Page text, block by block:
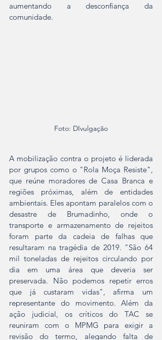
aumentando a desconfiança da
comunidade.
Foto: DIvulgação
A mobilização contra o projeto é liderada
por grupos como o "Rola Moça Resiste",
que reúne moradores de Casa Branca e
regiões próximas, além de entidades
ambientais. Eles apontam paralelos com o
desastre de Brumadinho, onde o
transporte e armazenamento de rejeitos
foram parte da cadeia de falhas que
resultaram na tragédia de 2019. "São 64
mil toneladas de rejeitos circulando por
dia em uma área que deveria ser
preservada. Não podemos repetir erros
que já custaram vidas", afirma um
representante do movimento. Além da
ação judicial, os críticos do TAC se
reuniram com o MPMG para exigir a
revisão do termo, alegando falta de